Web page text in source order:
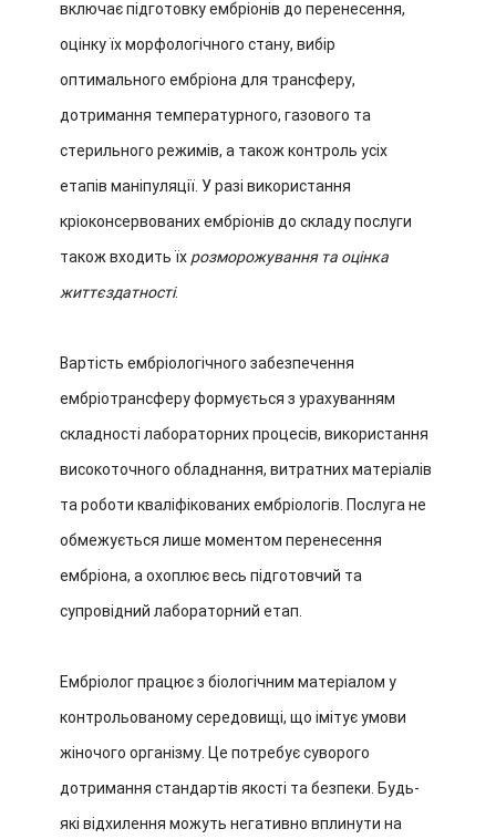
включає підготовку ембріонів до перенесення,
оцінку їх морфологічного стану, вибір
оптимального ембріона для трансферу,
дотримання температурного, газового та
стерильного режимів, а також контроль усіх
етапів маніпуляції. У разі використання
кріоконсервованих ембріонів до складу послуги
також входить їх розморожування та оцінка
життєздатності.
Вартість ембріологічного забезпечення
ембріотрансферу формується з урахуванням
складності лабораторних процесів, використання
високоточного обладнання, витратних матеріалів
та роботи кваліфікованих ембріологів. Послуга не
обмежується лише моментом перенесення
ембріона, а охоплює весь підготовчий та
супровідний лабораторний етап.
Ембріолог працює з біологічним матеріалом у
контрольованому середовищі, що імітує умови
жіночого організму. Це потребує суворого
дотримання стандартів якості та безпеки. Будь-
які відхилення можуть негативно вплинути на